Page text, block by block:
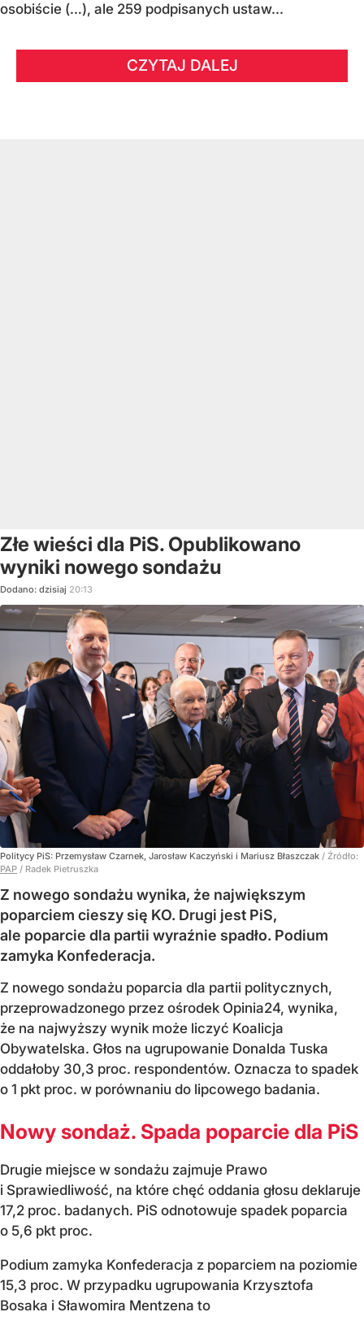
osobiście (…), ale 259 podpisanych ustaw...
CZYTAJ DALEJ
Złe wieści dla PiS. Opublikowano
wyniki nowego sondażu
Dodano: dzisiaj 20:13
Politycy PiS: Przemysław Czarnek, Jarosław Kaczyński i Mariusz Błaszczak / Źródło:
PAP / Radek Pietruszka
Z nowego sondażu wynika, że największym
poparciem cieszy się KO. Drugi jest PiS,
ale poparcie dla partii wyraźnie spadło. Podium
zamyka Konfederacja.
Z nowego sondażu poparcia dla partii politycznych,
przeprowadzonego przez ośrodek Opinia24, wynika,
że na najwyższy wynik może liczyć Koalicja
Obywatelska. Głos na ugrupowanie Donalda Tuska
oddałoby 30,3 proc. respondentów. Oznacza to spadek
o 1 pkt proc. w porównaniu do lipcowego badania.
Nowy sondaż. Spada poparcie dla PiS
Drugie miejsce w sondażu zajmuje Prawo
i Sprawiedliwość, na które chęć oddania głosu deklaruje
17,2 proc. badanych. PiS odnotowuje spadek poparcia
o 5,6 pkt proc.
Podium zamyka Konfederacja z poparciem na poziomie
15,3 proc. W przypadku ugrupowania Krzysztofa
Bosaka i Sławomira Mentzena to